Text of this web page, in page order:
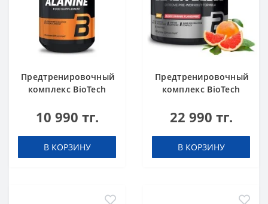
Предтренировочный
комплекс BioTech
капсул
10 990 тг.
В КОРЗИНУ
Предтренировочный
комплекс BioTech
NOX+ Blood orange
22 990 тг.
В КОРЗИНУ